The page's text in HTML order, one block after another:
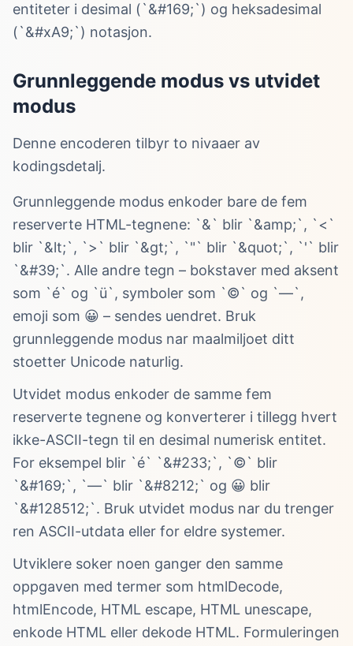
entiteter i desimal (`&#169;`) og heksadesimal
(`&#xA9;`) notasjon.
Grunnleggende modus vs utvidet
modus
Denne encoderen tilbyr to nivaaer av
kodingsdetalj.
Grunnleggende modus enkoder bare de fem
reserverte HTML-tegnene: `&` blir `&amp;`, `<`
blir `&lt;`, `>` blir `&gt;`, `"` blir `&quot;`, `'` blir
`&#39;`. Alle andre tegn – bokstaver med aksent
som `é` og `ü`, symboler som `©` og `—`,
emoji som 😀 – sendes uendret. Bruk
grunnleggende modus nar maalmiljoet ditt
stoetter Unicode naturlig.
Utvidet modus enkoder de samme fem
reserverte tegnene og konverterer i tillegg hvert
ikke-ASCII-tegn til en desimal numerisk entitet.
For eksempel blir `é` `&#233;`, `©` blir
`&#169;`, `—` blir `&#8212;` og 😀 blir
`&#128512;`. Bruk utvidet modus nar du trenger
ren ASCII-utdata eller for eldre systemer.
Utviklere soker noen ganger den samme
oppgaven med termer som htmlDecode,
htmlEncode, HTML escape, HTML unescape,
enkode HTML eller dekode HTML. Formuleringen